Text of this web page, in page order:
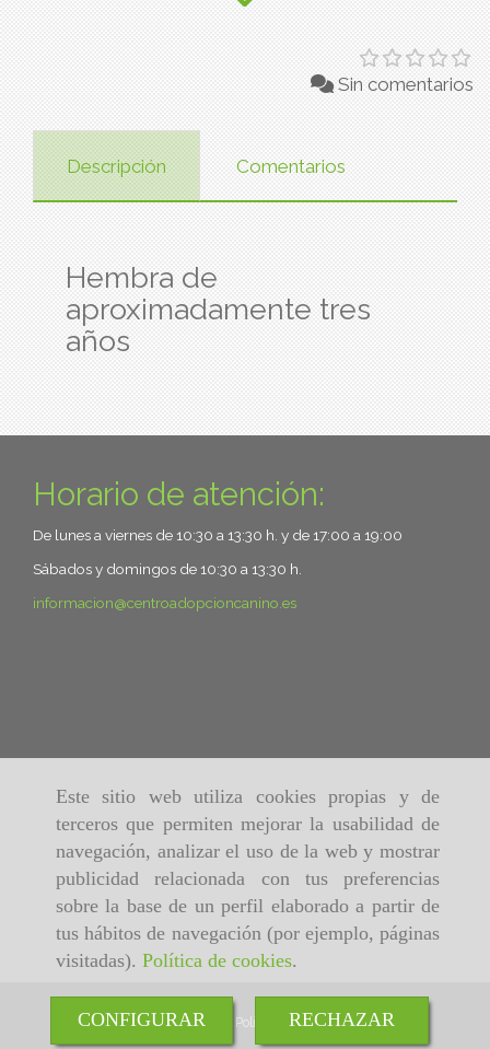
Este sitio web utiliza cookies propias y de
terceros que permiten mejorar la usabilidad de
navegación, analizar el uso de la web y mostrar
publicidad relacionada con tus preferencias
sobre la base de un perfil elaborado a partir de
tus hábitos de navegación (por ejemplo, páginas
visitadas). Política de cookies.
CONFIGURAR RECHAZAR
Sin comentarios
Descripción Comentarios
Hembra de
aproximadamente tres
años
Horario de atención:
De lunes a viernes de 10:30 a 13:30 h. y de 17:00 a 19:00
Sábados y domingos de 10:30 a 13:30 h.
informacion
centroadopcioncanino.es
Inicio Aviso Legal Política de cookies